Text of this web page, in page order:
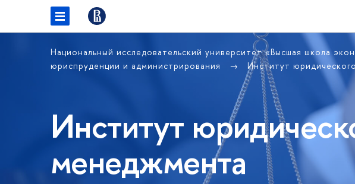
Национальный исследовательский университет «Высшая школа
юриспруденции и администрирования
Институт
Институт
менеджмента